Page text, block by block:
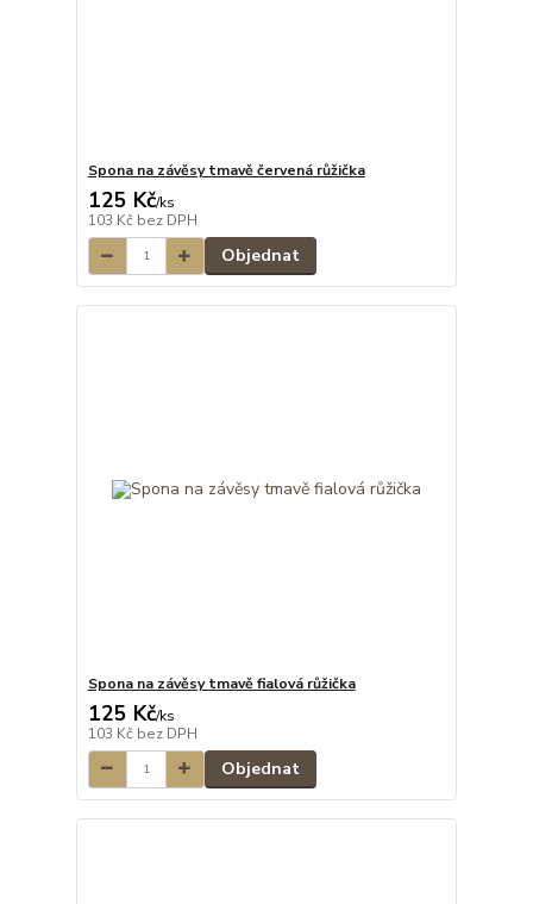
Spona na závěsy tmavě červená růžička
125 Kč/ks
103 Kč bez DPH
Objednat
Spona na závěsy tmavě fialová růžička
125 Kč/ks
103 Kč bez DPH
Objednat